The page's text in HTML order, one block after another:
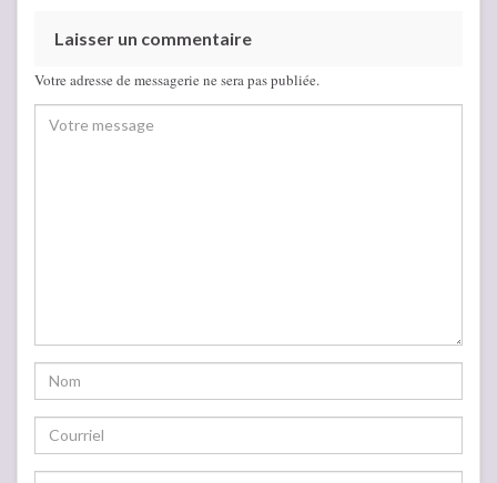
Laisser un commentaire
Votre adresse de messagerie ne sera pas publiée.